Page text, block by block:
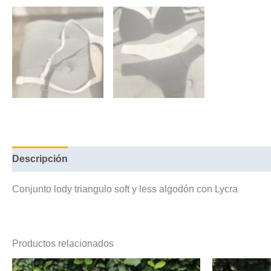
Descripción
Conjunto lody triangulo soft y less algodón con Lycra
Productos relacionados
Este